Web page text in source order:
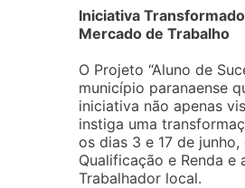
Iniciativa
Mercado de Trabalho
O Projeto “Aluno de
município paranaense
iniciativa não apenas
instiga uma
os dias 3 e 17 de
Qualificação e Renda
Trabalhador local.